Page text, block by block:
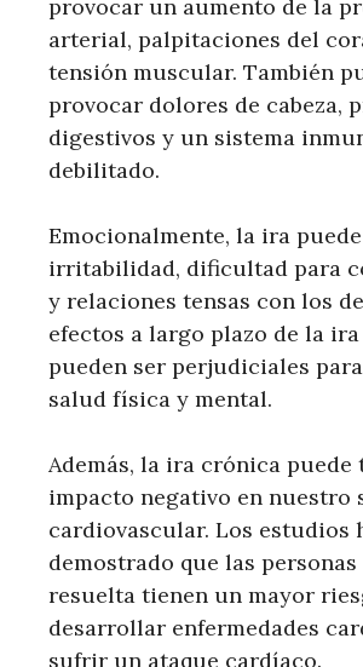
provocar un aumento de la
arterial, palpitaciones del
tensión muscular. También
provocar dolores de cabeza,
digestivos y un sistema
debilitado.
Emocionalmente, la ira
irritabilidad, dificultad para
y relaciones tensas con los
efectos a largo plazo de la
pueden ser perjudiciales
salud física y mental.
Además, la ira crónica puede
impacto negativo en nuestro
cardiovascular. Los estudios
demostrado que las
resuelta tienen un mayor
desarrollar enfermedades
sufrir un ataque cardíaco.